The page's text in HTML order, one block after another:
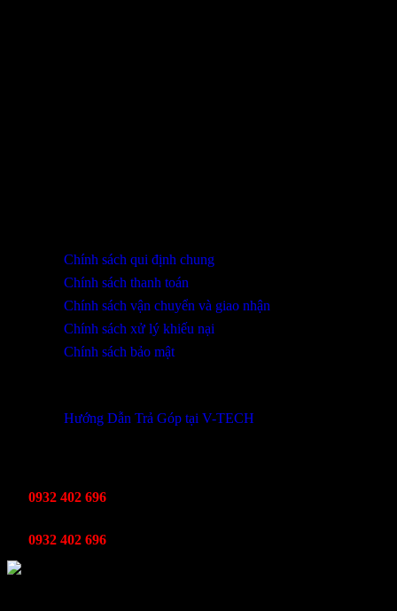
Chính sách qui định chung
Chính sách thanh toán
Chính sách vận chuyển và giao nhận
Chính sách xử lý khiếu nại
Chính sách bảo mật
Hướng Dẫn Trả Góp tại V-TECH
0932 402 696
0932 402 696